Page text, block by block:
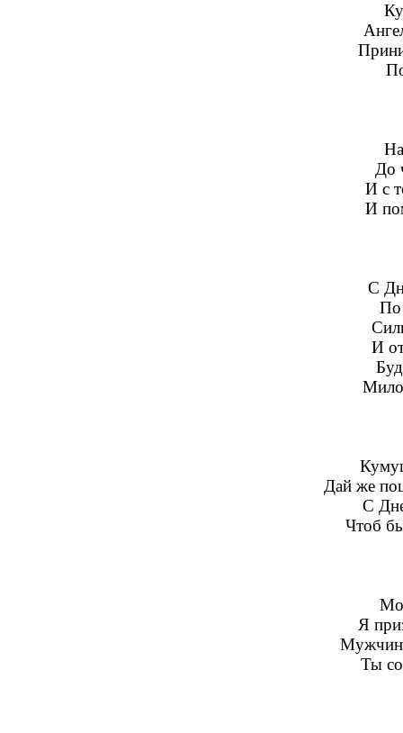
До
И с
И
С
По
И
Дай же
С
Чтоб
Я
Мужчин
Ты